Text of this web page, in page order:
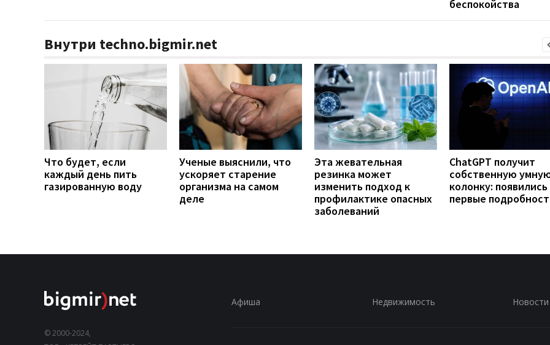
беспокойства
Внутри techno.bigmir.net
Что будет, если
каждый день пить
газированную воду
Ученые выяснили, что
ускоряет старение
организма на самом
деле
Эта жевательная
резинка может
изменить подход к
профилактике опасных
заболеваний
ChatGPT получит
собственную
колонку: появились
первые
© 2000-2024,
Афиша Недвижимость Новости